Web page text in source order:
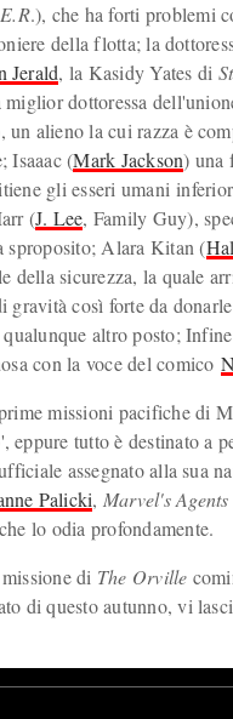
E.R.), che ha forti problemi
della flotta; la
Jerald, la Kasidy Yates di
miglior dottoressa
un alieno la cui razza è
Isaaac (Mark Jackson) una
gli esseri umani
(J. Lee, Family Guy),
sproposito; Alara Kitan (
della sicurezza, la quale
gravità così forte da
altro posto;
con la voce del comico
missioni pacifiche di
eppure tutto è destinato a
assegnato alla sua
Palicki, Marvel's
lo odia profondamente.
di The Orville
di questo autunno, vi